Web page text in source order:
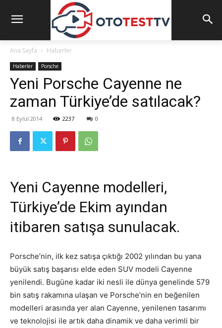
Ana Sayfa Haberler
Haberler Porsche
Yeni Porsche Cayenne ne
zaman Türkiye’de satılacak?
8 Eylül 2014 2237 0
Yeni Cayenne modelleri,
Türkiye’de Ekim ayından
itibaren satışa sunulacak.
Porsche’nin, ilk kez satışa çıktığı 2002 yılından bu yana
büyük satış başarısı elde eden SUV modeli Cayenne
yenilendi. Bugüne kadar iki nesli ile dünya genelinde 579
bin satış rakamına ulaşan ve Porsche’nin en beğenilen
modelleri arasında yer alan Cayenne, yenilenen tasarımı
ve teknolojisi ile artık daha dinamik ve daha verimli bir